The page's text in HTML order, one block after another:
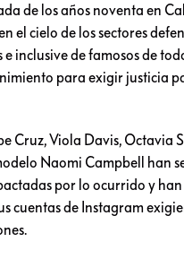
de los años noventa en
el cielo de los sectores
inclusive de famosos de
para exigir justicia
Cruz, Viola Davis, Octavia
Naomi Campbell han
por lo ocurrido y
cuentas de Instagram